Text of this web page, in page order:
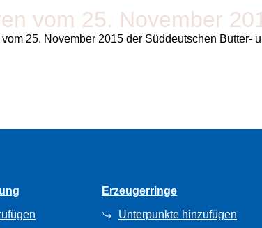
vom 25. November
25. November 2015 der Süddeutschen Butter-
Erzeugerringe
Unterpunkte hinzufügen